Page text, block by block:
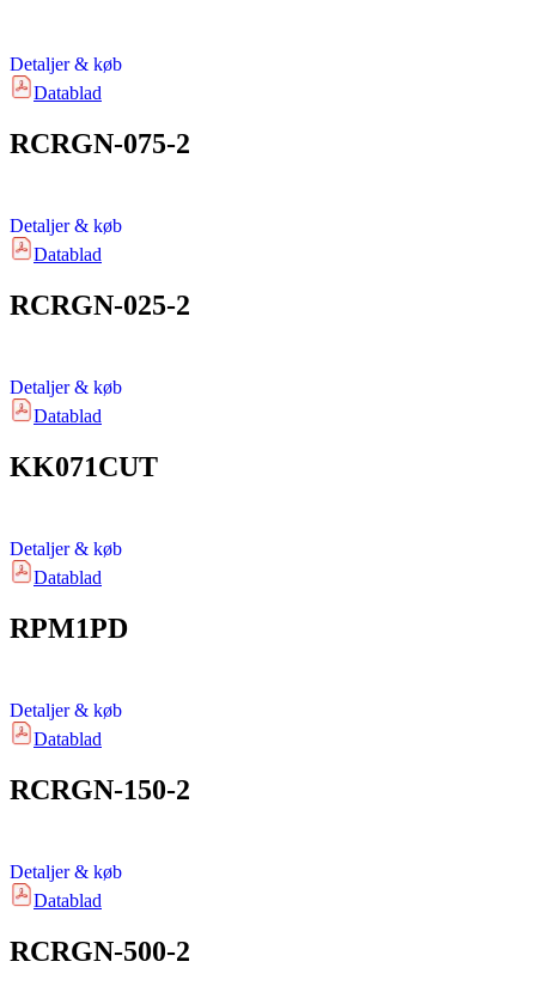
Detaljer & køb
Datablad
RCRGN-075-2
Detaljer & køb
Datablad
RCRGN-025-2
Detaljer & køb
Datablad
KK071CUT
Detaljer & køb
Datablad
RPM1PD
Detaljer & køb
Datablad
RCRGN-150-2
Detaljer & køb
Datablad
RCRGN-500-2